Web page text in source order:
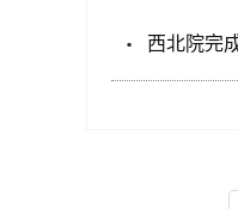
西北院完